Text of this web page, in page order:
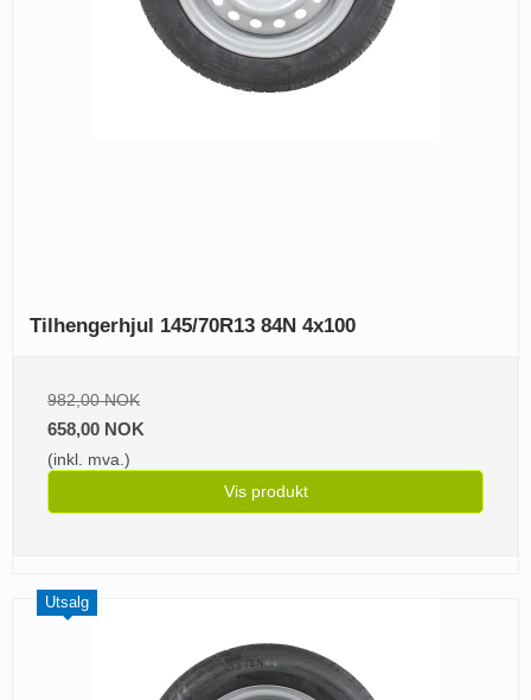
Tilhengerhjul 145/70R13 84N 4x100
982,00 NOK
658,00 NOK
(inkl. mva.)
Vis produkt
Utsalg